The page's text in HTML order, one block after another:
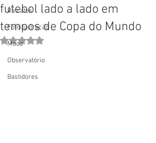
Retratos
Fotoilustração
Moda
Observatório
Bastidores
futebol lado a lado em
tempos de Copa do Mundo
Avaliado com NaN de 5 estrelas.